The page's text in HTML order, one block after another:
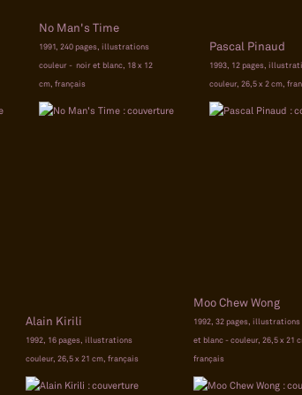
No Man's Time
1991, 240 pages, illustrations
couleur - noir et blanc, 18 x 12
cm, français
Pascal Pinaud
1993, 12 pages,
couleur, 26,5 x 2 cm,
Alain Kirili
1992, 16 pages, illustrations
couleur, 26,5 x 21 cm, français
Moo Chew Wong
1992, 32 pages, illustrations
et blanc - couleur, 26,5 x 21
français